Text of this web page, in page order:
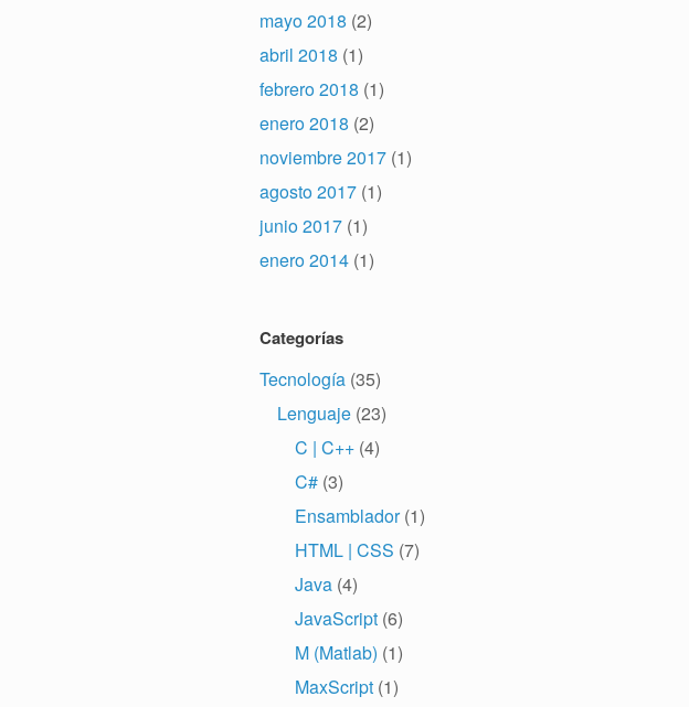
mayo 2018 (2)
abril 2018 (1)
febrero 2018 (1)
enero 2018 (2)
noviembre 2017 (1)
agosto 2017 (1)
junio 2017 (1)
enero 2014 (1)
Categorías
Tecnología (35)
Lenguaje (23)
C | C++ (4)
C# (3)
Ensamblador(1)
HTML | CSS (7)
Java (4)
JavaScript (6)
M (Matlab) (1)
MaxScript (1)